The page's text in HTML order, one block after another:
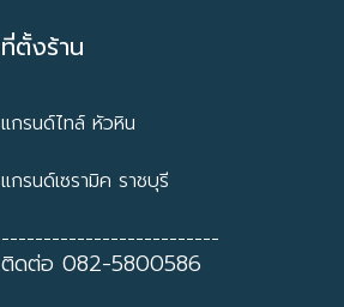
ที่ตั้งร้าน
แกรนด์ไทล์ หัวหิน
แกรนด์เซรามิค ราชบุรี
--------------------------
ติดต่อ 082-5800586